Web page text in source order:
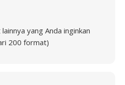
yang Anda inginkan
200 format)